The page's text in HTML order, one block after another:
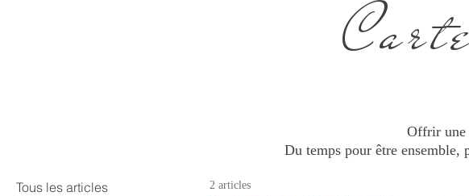
Offrir une
Du temps pour être ensemble,
Tous les articles
2 articles